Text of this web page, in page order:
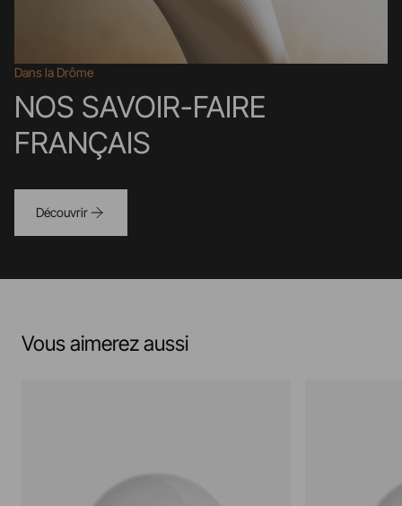
Dans la Drôme
NOS SAVOIR-FAIRE
FRANÇAIS
Découvrir
Vous aimerez aussi